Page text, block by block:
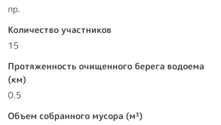
пр.
Количество участников
15
Протяженность очищенного берега водоема
(км)
0.5
Объем собранного мусора (м³)